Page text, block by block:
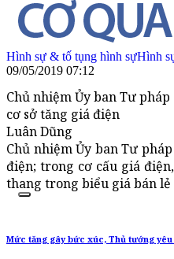
Hình sự & tố tụng hình sựHình
09/05/2019 07:12
Chủ nhiệm Ủy ban Tư
cơ sở tăng giá điện
Luân Dũng
Chủ nhiệm Ủy ban Tư
điện; trong cơ cấu giá
thang trong biểu giá bán
Mức tăng gây bức xúc, Thủ tướng